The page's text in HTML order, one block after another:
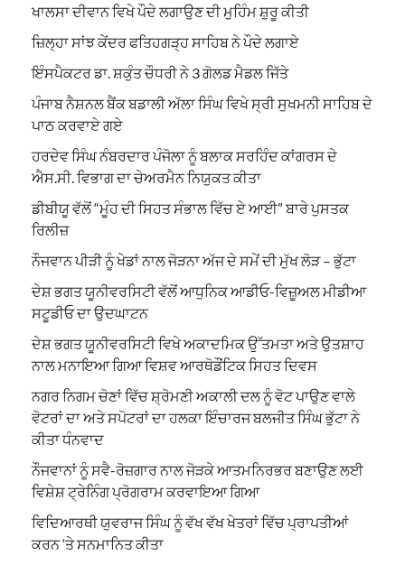
ਖਾਲਸਾ ਦੀਵਾਨ ਵਿਖੇ ਪੌਦੇ ਲਗਾਉਣ ਦੀ ਮੁਹਿੰਮ ਸ਼ੁਰੂ ਕੀਤੀ
ਜ਼ਿਲ੍ਹਾ ਸਾਂਝ ਕੇਂਦਰ ਫਤਿਹਗੜ੍ਹ ਸਾਹਿਬ ਨੇ ਪੌਦੇ ਲਗਾਏ
ਇੰਸਪੈਕਟਰ ਡਾ. ਸ਼ਕੁੰਤ ਚੌਧਰੀ ਨੇ 3 ਗੋਲਡ ਮੈਡਲ ਜਿੱਤੇ
ਪੰਜਾਬ ਨੈਸ਼ਨਲ ਬੈਂਕ ਬਡਾਲੀ ਅੱਲਾ ਸਿੰਘ ਵਿਖੇ ਸ੍ਰੀ ਸੁਖਮਨੀ ਸਾਹਿਬ ਦੇ
ਪਾਠ ਕਰਵਾਏ ਗਏ
ਹਰਦੇਵ ਸਿੰਘ ਨੰਬਰਦਾਰ ਪੰਜੋਲਾ ਨੂੰ ਬਲਾਕ ਸਰਹਿੰਦ ਕਾਂਗਰਸ ਦੇ
ਐਸ.ਸੀ. ਵਿਭਾਗ ਦਾ ਚੇਅਰਮੈਨ ਨਿਯੁਕਤ ਕੀਤਾ
ਡੀਬੀਯੂ ਵੱਲੋਂ “ਮੂੰਹ ਦੀ ਸਿਹਤ ਸੰਭਾਲ ਵਿੱਚ ਏ ਆਈ” ਬਾਰੇ ਪੁਸਤਕ
ਰਿਲੀਜ਼
ਨੌਜਵਾਨ ਪੀੜੀ ਨੂੰ ਖੇਡਾਂ ਨਾਲ ਜੋੜਨਾ ਅੱਜ ਦੇ ਸਮੇਂ ਦੀ ਮੁੱਖ ਲੋੜ – ਭੁੱਟਾ
ਦੇਸ਼ ਭਗਤ ਯੂਨੀਵਰਸਿਟੀ ਵੱਲੋਂ ਆਧੁਨਿਕ ਆਡੀਓ-ਵਿਜ਼ੂਅਲ ਮੀਡੀਆ
ਸਟੂਡੀਓ ਦਾ ਉਦਘਾਟਨ
ਦੇਸ਼ ਭਗਤ ਯੂਨੀਵਰਸਿਟੀ ਵਿਖੇ ਅਕਾਦਮਿਕ ਉੱਤਮਤਾ ਅਤੇ ਉਤਸ਼ਾਹ
ਨਾਲ ਮਨਾਇਆ ਗਿਆ ਵਿਸ਼ਵ ਆਰਥੋਡੌਂਟਿਕ ਸਿਹਤ ਦਿਵਸ
ਨਗਰ ਨਿਗਮ ਚੋਣਾਂ ਵਿੱਚ ਸ਼੍ਰੋਮਣੀ ਅਕਾਲੀ ਦਲ ਨੂੰ ਵੋਟ ਪਾਉਣ ਵਾਲੇ
ਵੋਟਰਾਂ ਦਾ ਅਤੇ ਸਪੋਟਰਾਂ ਦਾ ਹਲਕਾ ਇੰਚਾਰਜ ਬਲਜੀਤ ਸਿੰਘ ਭੁੱਟਾ ਨੇ
ਕੀਤਾ ਧੰਨਵਾਦ
ਨੌਜਵਾਨਾਂ ਨੂੰ ਸਵੈ-ਰੋਜ਼ਗਾਰ ਨਾਲ ਜੋੜਕੇ ਆਤਮਨਿਰਭਰ ਬਣਾਉਣ ਲਈ
ਵਿਸ਼ੇਸ਼ ਟ੍ਰੇਨਿੰਗ ਪ੍ਰੋਗਰਾਮ ਕਰਵਾਇਆ ਗਿਆ
ਵਿਦਿਆਰਥੀ ਯੁਵਰਾਜ ਸਿੰਘ ਨੂੰ ਵੱਖ ਵੱਖ ਖੇਤਰਾਂ ਵਿੱਚ ਪ੍ਰਾਪਤੀਆਂ
ਕਰਨ ‘ਤੇ ਸਨਮਾਨਿਤ ਕੀਤਾ